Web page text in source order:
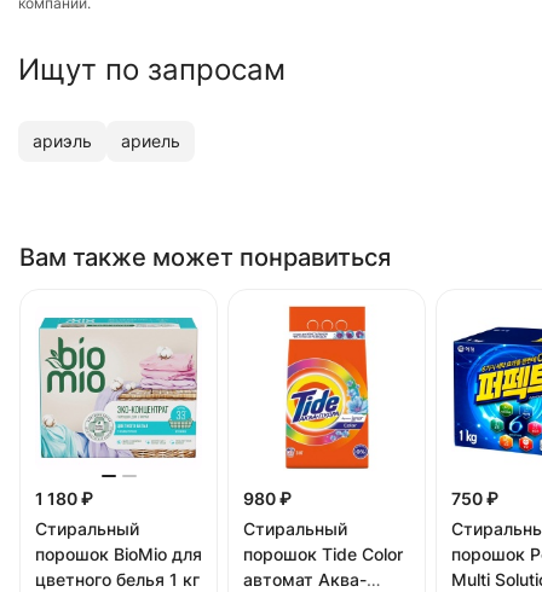
Ищут по запросам
ариэль ариель
Вам также может понравиться
1 180 ₽
Стиральный
порошок BioMio для
цветного белья 1 кг
980 ₽
Стиральный
порошок Tide Color
автомат Аква-
750 ₽
порошок
Multi